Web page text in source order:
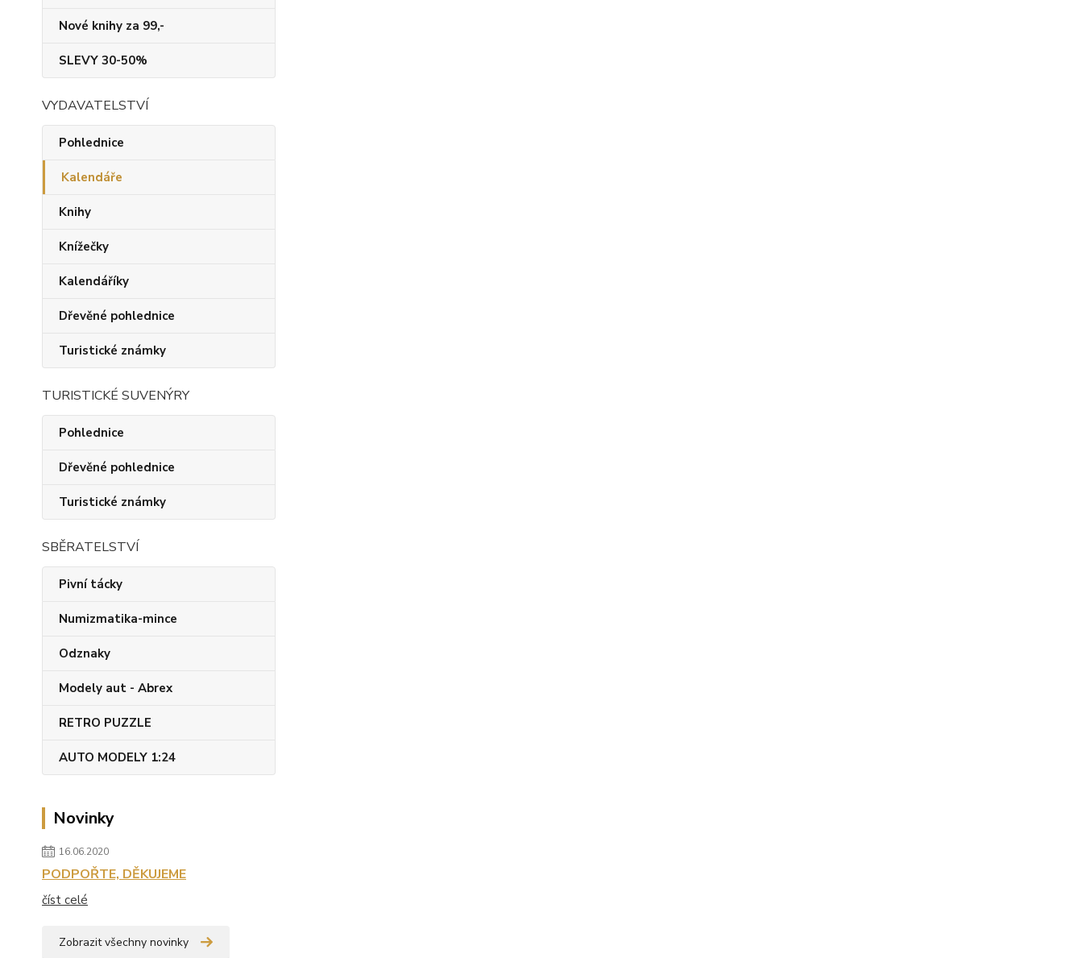
Nové knihy za 99,-
SLEVY 30-50%
VYDAVATELSTVÍ
Pohlednice
Kalendáře
Knihy
Knížečky
Kalendáříky
Dřevěné pohlednice
Turistické známky
TURISTICKÉ SUVENÝRY
Pohlednice
Dřevěné pohlednice
Turistické známky
SBĚRATELSTVÍ
Pivní tácky
Numizmatika-mince
Odznaky
Modely aut - Abrex
RETRO PUZZLE
AUTO MODELY 1:24
Novinky
16.06.2020
PODPOŘTE, DĚKUJEME
číst celé
Zobrazit všechny novinky